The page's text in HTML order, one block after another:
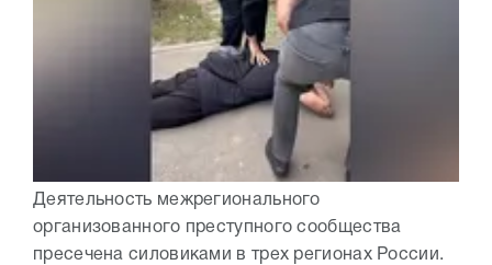
Деятельность межрегионального
организованного преступного сообщества
пресечена силовиками в трех регионах России.